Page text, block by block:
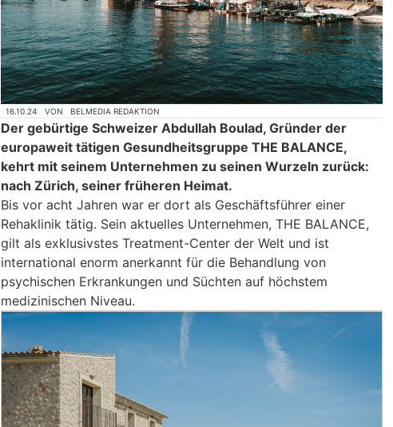
16.10.24 VON BELMEDIA REDAKTION
Der gebürtige Schweizer Abdullah Boulad, Gründer der
europaweit tätigen Gesundheitsgruppe THE BALANCE,
kehrt mit seinem Unternehmen zu seinen Wurzeln zurück:
nach Zürich, seiner früheren Heimat.
Bis vor acht Jahren war er dort als Geschäftsführer einer
Rehaklinik tätig. Sein aktuelles Unternehmen, THE BALANCE,
gilt als exklusivstes Treatment-Center der Welt und ist
international enorm anerkannt für die Behandlung von
psychischen Erkrankungen und Süchten auf höchstem
medizinischen Niveau.